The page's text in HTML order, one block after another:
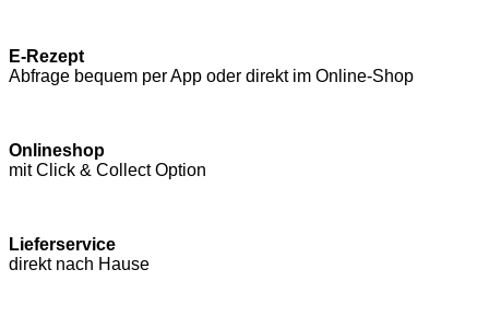
E-Rezept
Abfrage bequem per App oder direkt im Online-Shop
Onlineshop
mit Click & Collect Option
Lieferservice
direkt nach Hause